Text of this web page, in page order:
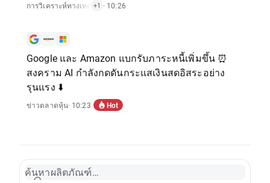
การวิเคราะห์ทางเทคนิค , ข่าวตลาดหุ้น
+1 · 10:26
Google และ Amazon แบกรับภาระหนี้เพิ่มขึ้น ⏰
สงคราม AI กำลังกดดันกระแสเงินสดอิสระอย่าง
รุนแรง ⬇️
ข่าวตลาดหุ้น· 10:23 Hot
ค้นหาผลิตภัณฑ์…